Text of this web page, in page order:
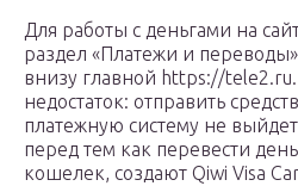
Для работы с деньгами на
раздел «Платежи и
внизу главной https://
недостаток: отправить
платежную систему не
перед тем как перевести
кошелек, создают Qiwi Visa